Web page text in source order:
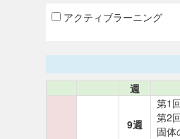
アクティブラーニング
週
9週
第1
第2
固体